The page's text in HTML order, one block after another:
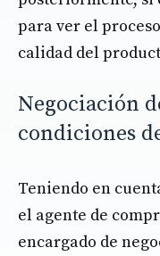
para ver el
calidad del
Negociación
condiciones
Teniendo en
el agente de
encargado de